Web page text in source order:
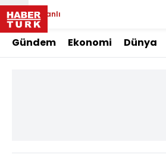
Canlı
Gündem Ekonomi Dünya